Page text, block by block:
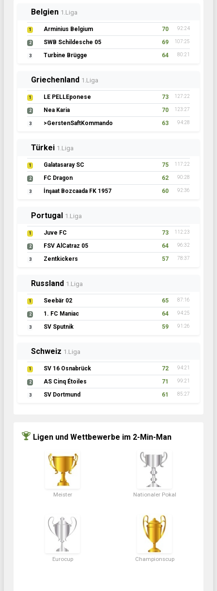
Belgien 1.Liga
1 Arminius Belgium 70 92:24
2 SWB Schildesche 05 69 107:25
3 Turbine Brügge 64 80:21
Griechenland 1.Liga
1 LE PELLEponese 73 127:22
2 Nea Karia 70 123:27
3 >GerstenSaftKommando 63 94:28
Türkei 1.Liga
1 Galatasaray SC 75 117:22
2 FC Dragon 62 90:28
3 İnşaat Bozcaada FK 1957 60 92:36
Portugal 1.Liga
1 Juve FC 73 112:23
2 FSV AlCatraz 05 64 96:32
3 Zentkickers 57 78:37
Russland 1.Liga
1 Seebär 02 65 87:16
2 1. FC Maniac 64 94:25
3 SV Sputnik 59 91:26
Schweiz 1.Liga
1 SV 16 Osnabrück 72 94:21
2 AS Cinq Étoiles 71 99:21
3 SV Dortmund 61 85:27
Ligen und Wettbewerbe im 2-Min-Man
Meister Nationaler Pokal
Eurocup Championscup